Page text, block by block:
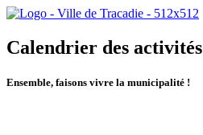
Calendrier des activités
Ensemble, faisons vivre la municipalité !